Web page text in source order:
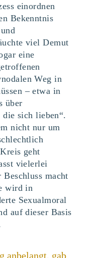
einordnen
Bekenntnis
viel Demut
eine
Weg in
– etwa in
über
die sich lieben“.
nicht nur um
geht
vielerlei
macht
wird in
Sexualmoral
auf dieser Basis
anbelangt, gab